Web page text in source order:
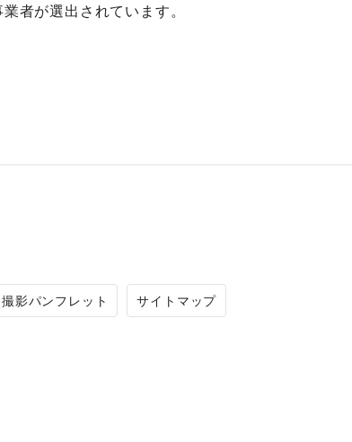
者が選出されています。
撮影パンフレット サイトマップ